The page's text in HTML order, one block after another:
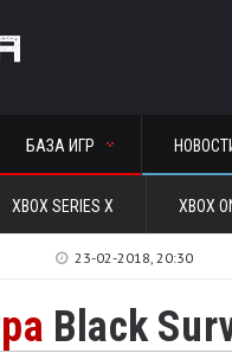
БАЗА ИГР
XBOX SERIES X XBOX
23-02-2018, 20:30
Black